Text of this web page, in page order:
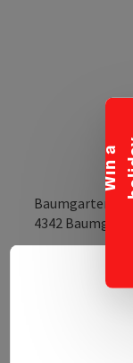
W
i
n
a
h
o
l
i
d
a
4342
Send